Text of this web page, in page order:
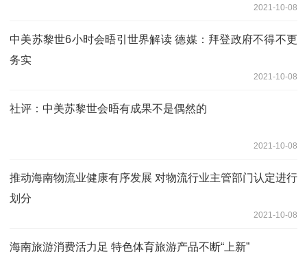
2021-10-08
中美苏黎世6小时会晤引世界解读 德媒：拜登政府不得不更
务实
2021-10-08
社评：中美苏黎世会晤有成果不是偶然的
2021-10-08
推动海南物流业健康有序发展 对物流行业主管部门认定进行
划分
2021-10-08
海南旅游消费活力足 特色体育旅游产品不断“上新”